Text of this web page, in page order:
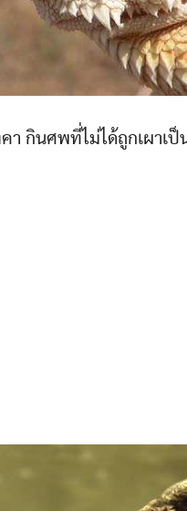
า กินศพที่ไม่ได้ถูกเผาเป็